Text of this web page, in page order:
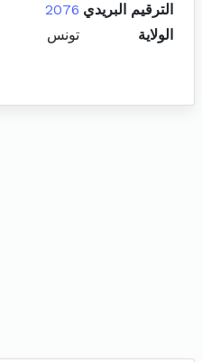
الترقيم البريدي 2076
الولاية
تونس